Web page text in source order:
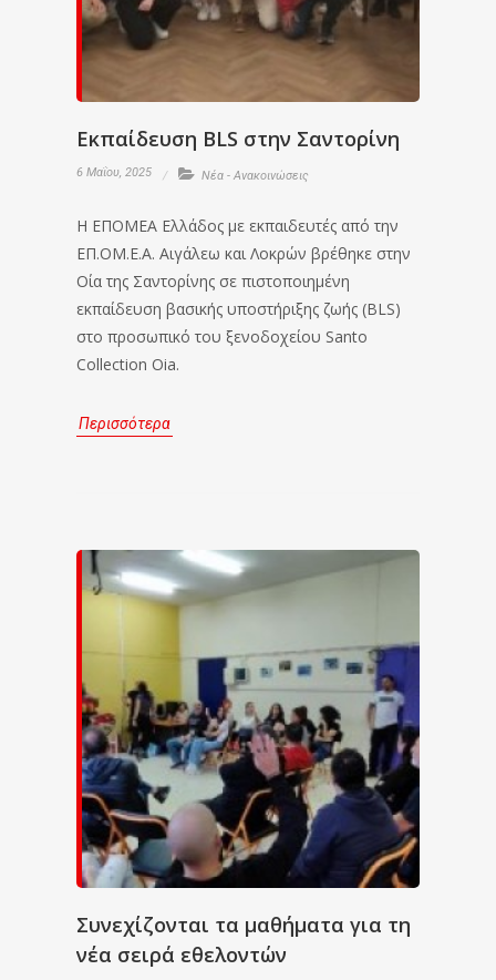
Εκπαίδευση BLS στην Σαντορίνη
6 Μαΐου, 2025 Νέα - Ανακοινώσεις
Η ΕΠΟΜΕΑ Ελλάδος με εκπαιδευτές από την
ΕΠ.ΟΜ.Ε.Α. Αιγάλεω και Λοκρών βρέθηκε στην
Οία της Σαντορίνης σε πιστοποιημένη
εκπαίδευση βασικής υποστήριξης ζωής (BLS)
στο προσωπικό του ξενοδοχείου Santo
Collection Oia.
Περισσότερα
Συνεχίζονται τα μαθήματα για τη
νέα σειρά εθελοντών